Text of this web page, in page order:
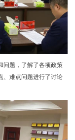
问题，了解了各项政策
、难点问题进行了讨论